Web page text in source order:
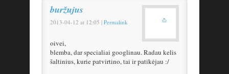
buržujus
2013-04-12 at 12:05 | Permalink
oivei,
blemba, dar specialiai googlinau. Radau kelis
šaltinius, kurie patvirtino, tai ir patikėjau :/